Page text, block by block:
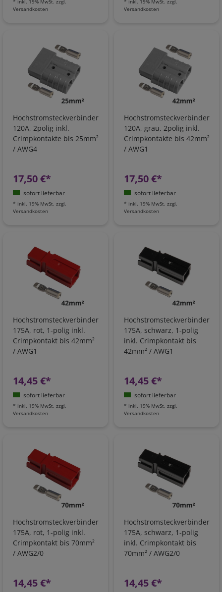
* inkl. 19% MwSt. zzgl.
Versandkosten
* inkl. 19% MwSt. zzgl.
Versandkosten
Hochstromsteckverbinder
120A, 2polig inkl.
Crimpkontakte bis 25mm²
/ AWG4
17,50 €*
sofort lieferbar
* inkl. 19% MwSt. zzgl.
Versandkosten
Hochstromsteckverbinder
120A, grau, 2polig inkl.
Crimpkontakte bis 42mm²
/ AWG1
17,50 €*
sofort lieferbar
* inkl. 19% MwSt. zzgl.
Versandkosten
Hochstromsteckverbinder
175A, rot, 1-polig inkl.
Crimpkontakt bis 42mm²
/ AWG1
14,45 €*
sofort lieferbar
* inkl. 19% MwSt. zzgl.
Versandkosten
Hochstromsteckverbinder
175A, schwarz, 1-polig
inkl. Crimpkontakt bis
42mm² / AWG1
14,45 €*
sofort lieferbar
* inkl. 19% MwSt. zzgl.
Versandkosten
Hochstromsteckverbinder
175A, rot, 1-polig inkl.
Crimpkontakt bis 70mm²
/ AWG2/0
14,45 €*
Hochstromsteckverbinder
175A, schwarz, 1-polig
inkl. Crimpkontakt bis
70mm² / AWG2/0
14,45 €*